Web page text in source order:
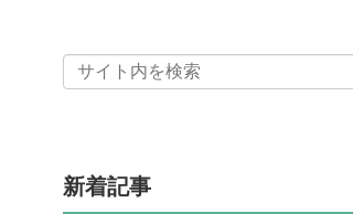
新着記事